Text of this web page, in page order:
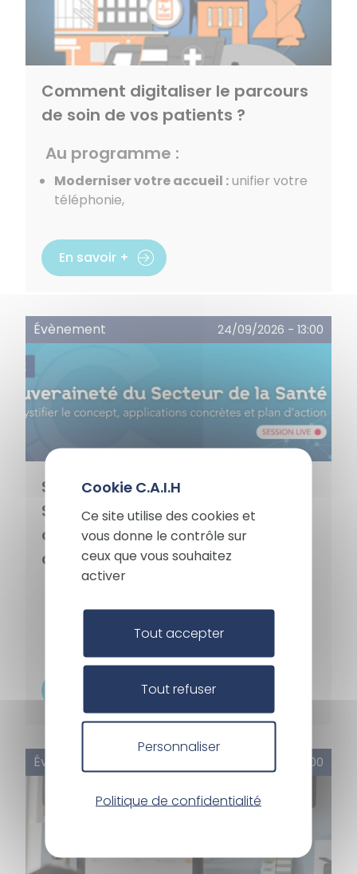
Ce site utilise des cookies et
vous donne le contrôle sur
ceux que vous souhaitez
activer
Tout accepter
Tout refuser
Personnaliser
Politique de confidentialité
Comment digitaliser le parcours
de soin de vos patients ?
Au programme :
Moderniser votre accueil :unifier votre
téléphonie,
En savoir +
Évènement 24/09/2026 - 13:00
Souveraineté du Secteur de la
Santé : démystifier le concept,
applications concrètes et plan
d’action
La souveraineté au-delà
des buzzwords !
Évènement 15/10/2026 - 16:00